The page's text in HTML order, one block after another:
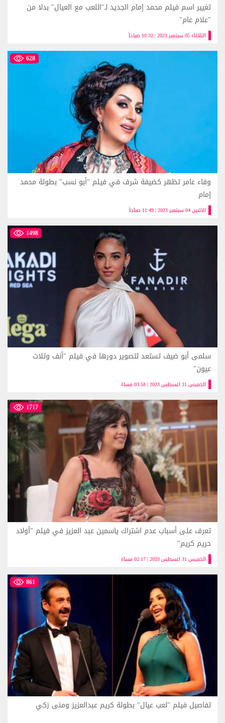
الثلاثاء 05 سبتمبر 2023 | 10:32 صباحاً
تغيير اسم فيلم محمد إمام الجديد لـ"اللعب مع العيال" بدلا من
"علام عام"
628
الاثنين 04 سبتمبر 2023 | 11:49 صباحاً
وفاء عامر تظهر كضيفة شرف في فيلم "أبو نسب" بطولة محمد
إمام
1498
الخميس 31 اغسطس 2023 | 03:58 مساءً
سلمى أبو ضيف تستعد لتصوير دورها في فيلم "أنف وثلاث
عيون"
1717
الخميس 31 اغسطس 2023 | 02:17 مساءً
تعرف على أسباب عدم اشتراك ياسمين عبد العزيز في فيلم "أولاد
حريم كريم"
861
تفاصيل فيلم "لعب عيال" بطولة كريم عبدالعزيز ومنى زكي